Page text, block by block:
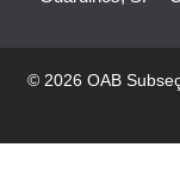
© 2026 OAB